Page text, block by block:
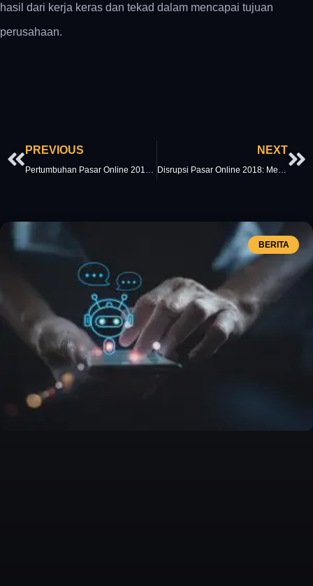
hasil dari kerja keras dan tekad dalam mencapai tujuan
perusahaan.
Prev
PREVIOUS
Pertumbuhan Pasar Online 2018: Apa yang Mendorongnya?
NEXT
Disrupsi Pasar Online 2018: Mengubah Industri Ritel
BERITA